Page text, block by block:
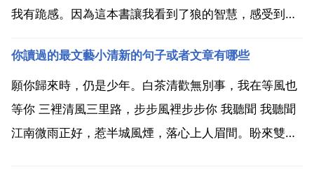
我有跪感。因為這本書讓我看到了狼的智慧，感受到了
忠誠的愛著他的妻子，但是他最後的結局卻是十分悽慘
的。第三步就是我們國家十分的偉大的作家魯迅先生寫
的 吶...
你讀過的最文藝小清新的句子或者文章有哪些
願你歸來時，仍是少年。白茶清歡無別事，我在等風也
等你 三裡清風三里路，步步風裡步步你 我聽聞 我聽聞
江南微雨正好，惹半城風煙，落心上人眉間。盼來雙歸